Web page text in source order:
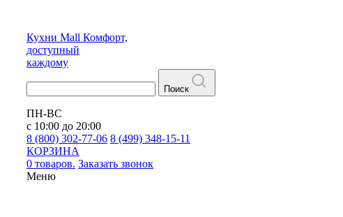
Кухни Mall Комфорт,
доступный
каждому
Поиск
ПН-ВС
с 10:00 до 20:00
8 (800) 302-77-06 8 (499) 348-15-11
КОРЗИНА
0 товаров. Заказать звонок
Меню